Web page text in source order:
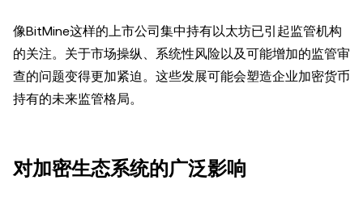
像BitMine这样的上市公司集中持有以太坊已引起监管机构
的关注。关于市场操纵、系统性风险以及可能增加的监管审
查的问题变得更加紧迫。这些发展可能会塑造企业加密货币
持有的未来监管格局。
对加密生态系统的广泛影响